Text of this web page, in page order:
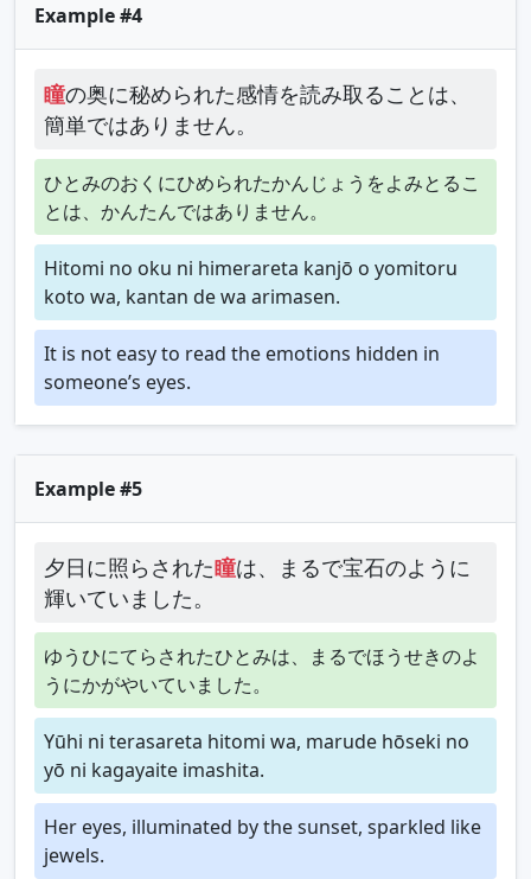
Example #4
瞳の奥に秘められた感情を読み取ることは、
簡単ではありません。
ひとみのおくにひめられたかんじょうをよみとるこ
とは、かんたんではありません。
Hitomi no oku ni himerareta kanjō o yomitoru
koto wa, kantan de wa arimasen.
It is not easy to read the emotions hidden in
someone’s eyes.
Example #5
夕日に照らされた瞳は、まるで宝石のように
輝いていました。
ゆうひにてらされたひとみは、まるでほうせきのよ
うにかがやいていました。
Yūhi ni terasareta hitomi wa, marude hōseki no
yō ni kagayaite imashita.
Her eyes, illuminated by the sunset, sparkled like
jewels.